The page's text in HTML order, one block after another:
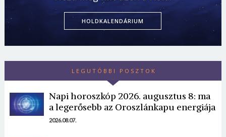
HOLDKALENDÁRIUM
LEGUTÓBBI POSZTOK
Napi horoszkóp 2026. augusztus 8: ma
a legerősebb az Oroszlánkapu energiája
2026.08.07.